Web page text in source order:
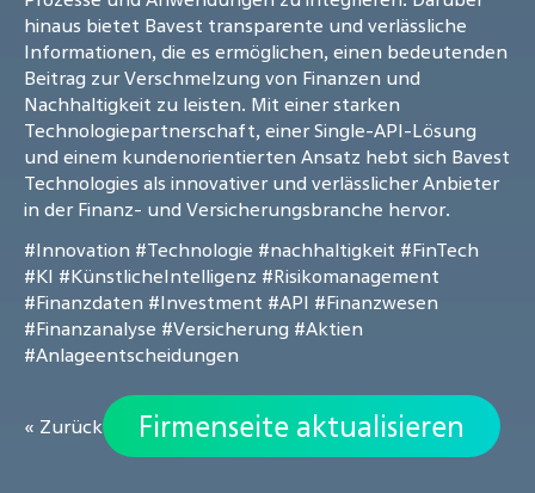
hinaus bietet Bavest transparente und verlässliche
Informationen, die es ermöglichen, einen bedeutenden
Beitrag zur Verschmelzung von Finanzen und
Nachhaltigkeit zu leisten. Mit einer starken
Technologiepartnerschaft, einer Single-API-Lösung
und einem kundenorientierten Ansatz hebt sich Bavest
Technologies als innovativer und verlässlicher Anbieter
in der Finanz- und Versicherungsbranche hervor.
#Innovation #Technologie #nachhaltigkeit #FinTech
#KI #KünstlicheIntelligenz #Risikomanagement
#Finanzdaten #Investment #API #Finanzwesen
#Finanzanalyse #Versicherung #Aktien
#Anlageentscheidungen
« Zurück Firmenseite aktualisieren